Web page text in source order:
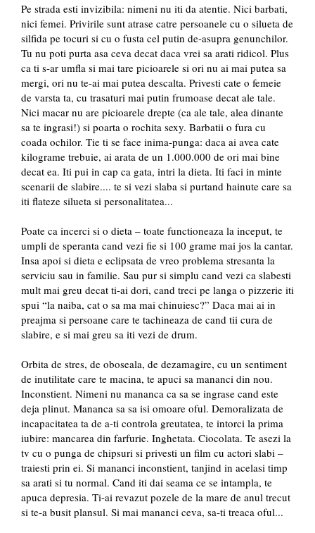
Pe strada esti invizibila: nimeni nu iti da atentie. Nici barbati,
nici femei. Privirile sunt atrase catre persoanele cu o silueta de
silfida pe tocuri si cu o fusta cel putin de-asupra genunchilor.
Tu nu poti purta asa ceva decat daca vrei sa arati ridicol. Plus
ca ti s-ar umfla si mai tare picioarele si ori nu ai mai putea sa
mergi, ori nu te-ai mai putea descalta. Privesti cate o femeie
de varsta ta, cu trasaturi mai putin frumoase decat ale tale.
Nici macar nu are picioarele drepte (ca ale tale, alea dinante
sa te ingrasi!) si poarta o rochita sexy. Barbatii o fura cu
coada ochilor. Tie ti se face inima-punga: daca ai avea cate
kilograme trebuie, ai arata de un 1.000.000 de ori mai bine
decat ea. Iti pui in cap ca gata, intri la dieta. Iti faci in minte
scenarii de slabire.... te si vezi slaba si purtand hainute care sa
iti flateze silueta si personalitatea...
Poate ca incerci si o dieta – toate functioneaza la inceput, te
umpli de speranta cand vezi fie si 100 grame mai jos la cantar.
Insa apoi si dieta e eclipsata de vreo problema stresanta la
serviciu sau in familie. Sau pur si simplu cand vezi ca slabesti
mult mai greu decat ti-ai dori, cand treci pe langa o pizzerie iti
spui “la naiba, cat o sa ma mai chinuiesc?” Daca mai ai in
preajma si persoane care te tachineaza de cand tii cura de
slabire, e si mai greu sa iti vezi de drum.
Orbita de stres, de oboseala, de dezamagire, cu un sentiment
de inutilitate care te macina, te apuci sa mananci din nou.
Inconstient. Nimeni nu mananca ca sa se ingrase cand este
deja plinut. Mananca sa sa isi omoare oful. Demoralizata de
incapacitatea ta de a-ti controla greutatea, te intorci la prima
iubire: mancarea din farfurie. Inghetata. Ciocolata. Te asezi la
tv cu o punga de chipsuri si privesti un film cu actori slabi –
traiesti prin ei. Si mananci inconstient, tanjind in acelasi timp
sa arati si tu normal. Cand iti dai seama ce se intampla, te
apuca depresia. Ti-ai revazut pozele de la mare de anul trecut
si te-a busit plansul. Si mai mananci ceva, sa-ti treaca oful...